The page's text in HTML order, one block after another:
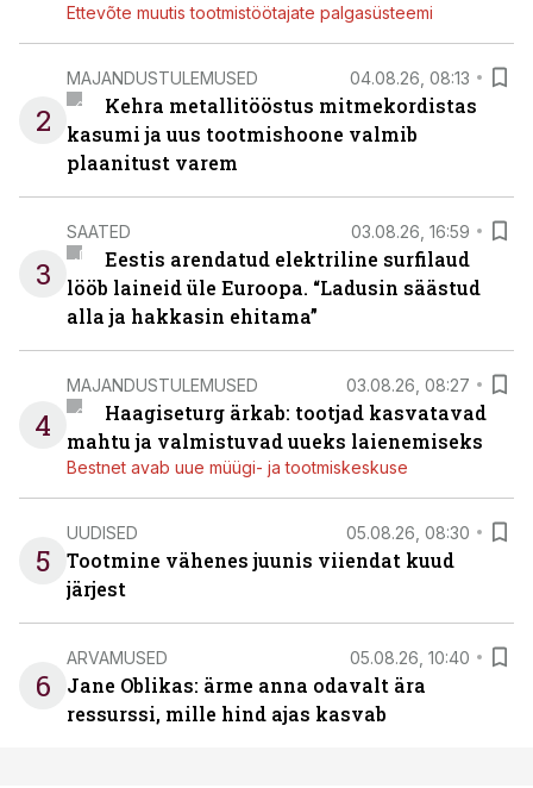
Ettevõte muutis tootmistöötajate palgasüsteemi
2
MAJANDUSTULEMUSED 04.08.26, 08:13
Kehra metallitööstus mitmekordistas
kasumi ja uus tootmishoone valmib
plaanitust varem
3
SAATED 03.08.26, 16:59
Eestis arendatud elektriline surfilaud
lööb laineid üle Euroopa. “Ladusin säästud
alla ja hakkasin ehitama”
4
MAJANDUSTULEMUSED 03.08.26, 08:27
Haagiseturg ärkab: tootjad kasvatavad
mahtu ja valmistuvad uueks laienemiseks
Bestnet avab uue müügi- ja tootmiskeskuse
5
UUDISED 05.08.26, 08:30
Tootmine vähenes juunis viiendat kuud
järjest
6
ARVAMUSED 05.08.26, 10:40
Jane Oblikas: ärme anna odavalt ära
ressurssi, mille hind ajas kasvab